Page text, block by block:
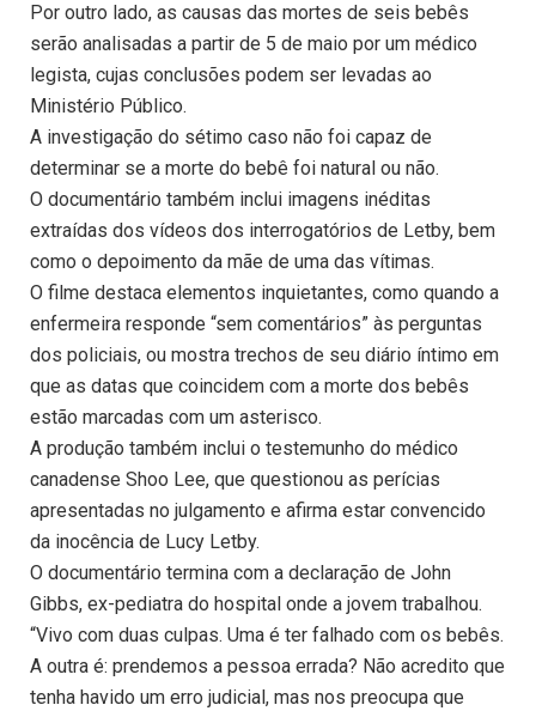
Por outro lado, as causas das mortes de seis bebês
serão analisadas a partir de 5 de maio por um médico
legista, cujas conclusões podem ser levadas ao
Ministério Público.
A investigação do sétimo caso não foi capaz de
determinar se a morte do bebê foi natural ou não.
O documentário também inclui imagens inéditas
extraídas dos vídeos dos interrogatórios de Letby, bem
como o depoimento da mãe de uma das vítimas.
O filme destaca elementos inquietantes, como quando a
enfermeira responde “sem comentários” às perguntas
dos policiais, ou mostra trechos de seu diário íntimo em
que as datas que coincidem com a morte dos bebês
estão marcadas com um asterisco.
A produção também inclui o testemunho do médico
canadense Shoo Lee, que questionou as perícias
apresentadas no julgamento e afirma estar convencido
da inocência de Lucy Letby.
O documentário termina com a declaração de John
Gibbs, ex-pediatra do hospital onde a jovem trabalhou.
“Vivo com duas culpas. Uma é ter falhado com os bebês.
A outra é: prendemos a pessoa errada? Não acredito que
tenha havido um erro judicial, mas nos preocupa que